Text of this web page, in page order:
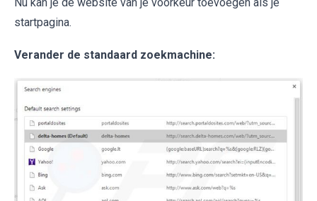
Nu kan je de website van je voorkeur toevoegen als je
startpagina.
Verander de standaard zoekmachine: